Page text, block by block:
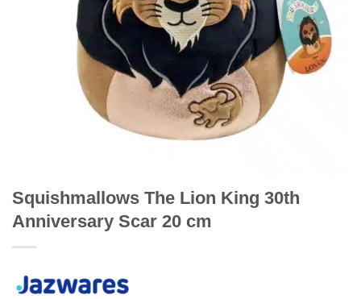
Squishmallows The Lion King 30th
Anniversary Scar 20 cm